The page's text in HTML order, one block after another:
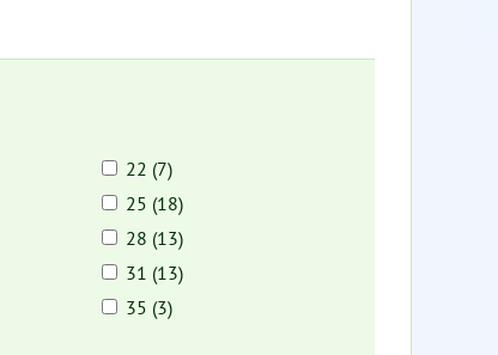
22 (7)
25 (18)
28 (13)
31 (13)
35 (3)